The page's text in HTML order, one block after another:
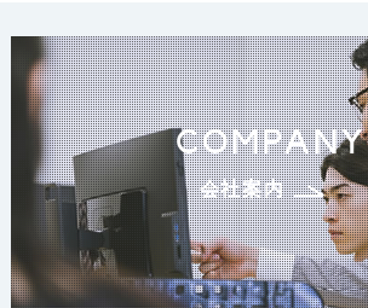
COMPANY
会社案内